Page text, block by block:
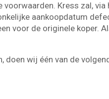
Kress zal, via
aankoopdatum
voor de originele koper.
wij één van de